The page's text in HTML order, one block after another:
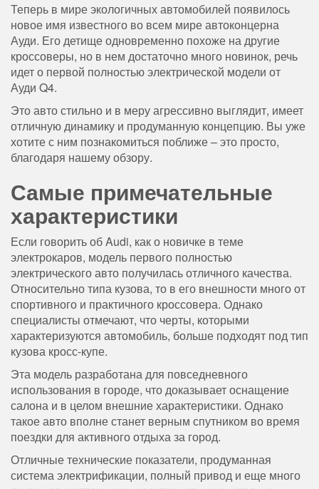
Теперь в мире экологичных автомобилей появилось
новое имя известного во всем мире автоконцерна
Ауди. Его детище одновременно похоже на другие
кроссоверы, но в нем достаточно много новинок, речь
идет о первой полностью электрической модели от
Ауди Q4.
Это авто стильно и в меру агрессивно выглядит, имеет
отличную динамику и продуманную концепцию. Вы уже
хотите с ним познакомиться поближе – это просто,
благодаря нашему обзору.
Самые примечательные
характеристики
Если говорить об Audi, как о новичке в теме
электрокаров, модель первого полностью
электрического авто получилась отличного качества.
Относительно типа кузова, то в его внешности много от
спортивного и практичного кроссовера. Однако
специалисты отмечают, что черты, которыми
характеризуются автомобиль, больше подходят под тип
кузова кросс-купе.
Эта модель разработана для повседневного
использования в городе, что доказывает оснащение
салона и в целом внешние характеристики. Однако
такое авто вполне станет верным спутником во время
поездки для активного отдыха за город.
Отличные технические показатели, продуманная
система электрификации, полный привод и еще много